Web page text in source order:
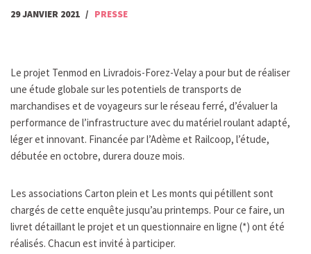
29 JANVIER 2021 PRESSE
Le projet Tenmod en Livradois-Forez-Velay a pour but de réaliser
une étude globale sur les potentiels de transports de
marchandises et de voyageurs sur le réseau ferré, d’évaluer la
performance de l’infrastructure avec du matériel roulant adapté,
léger et innovant. Financée par l’Adème et Railcoop, l’étude,
débutée en octobre, durera douze mois.
Les associations Carton plein et Les monts qui pétillent sont
chargés de cette enquête jusqu’au printemps. Pour ce faire, un
livret détaillant le projet et un questionnaire en ligne (*) ont été
réalisés. Chacun est invité à participer.